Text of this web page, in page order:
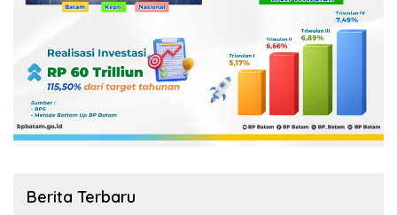
Berita Terbaru